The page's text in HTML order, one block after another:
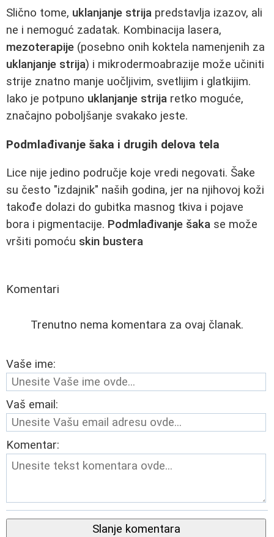
Slično tome, uklanjanje strija predstavlja izazov, ali
ne i nemoguć zadatak. Kombinacija lasera,
mezoterapije (posebno onih koktela namenjenih za
uklanjanje strija) i mikrodermoabrazije može učiniti
strije znatno manje uočljivim, svetlijim i glatkijim.
Iako je potpuno uklanjanje strija retko moguće,
značajno poboljšanje svakako jeste.
Podmlađivanje šaka i drugih delova tela
Lice nije jedino područje koje vredi negovati. Šake
su često "izdajnik" naših godina, jer na njihovoj koži
takođe dolazi do gubitka masnog tkiva i pojave
bora i pigmentacije. Podmlađivanje šaka se može
vršiti pomoću skin bustera
Komentari
Trenutno nema komentara za ovaj članak.
Vaše ime:
Vaš email:
Komentar:
Slanje komentara